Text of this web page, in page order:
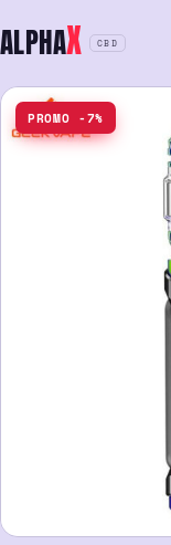
au
contenu
ALPHAX CBD
PROMO -7%